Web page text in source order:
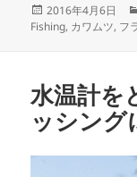
e
o
o
k
投
稿
2016年4月6日
Fishing, カワムツ, フ
水温計を
ッシング